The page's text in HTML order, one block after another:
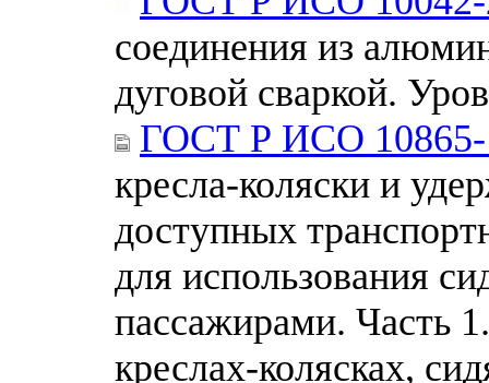
соединения из
дуговой сваркой.
ГОСТ Р ИСО 10865-
кресла-коляски и
доступных
для использования
пассажирами. Часть
креслах-колясках,